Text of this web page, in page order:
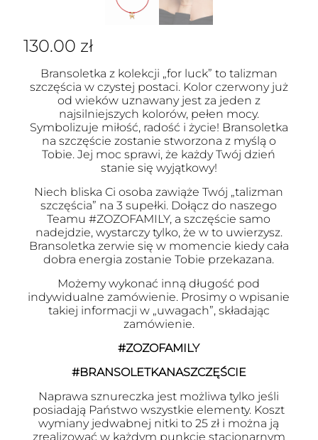
130.00 zł
Bransoletka z kolekcji „for luck” to talizman
szczęścia w czystej postaci. Kolor czerwony już
od wieków uznawany jest za jeden z
najsilniejszych kolorów, pełen mocy.
Symbolizuje miłość, radość i życie! Bransoletka
na szczęście zostanie stworzona z myślą o
Tobie. Jej moc sprawi, że każdy Twój dzień
stanie się wyjątkowy!
Niech bliska Ci osoba zawiąże Twój „talizman
szczęścia” na 3 supełki. Dołącz do naszego
Teamu #ZOZOFAMILY, a szczęście samo
nadejdzie, wystarczy tylko, że w to uwierzysz.
Bransoletka zerwie się w momencie kiedy cała
dobra energia zostanie Tobie przekazana.
Możemy wykonać inną długość pod
indywidualne zamówienie. Prosimy o wpisanie
takiej informacji w „uwagach”, składając
zamówienie.
#ZOZOFAMILY
#BRANSOLETKANASZCZĘŚCIE
Naprawa sznureczka jest możliwa tylko jeśli
posiadają Państwo wszystkie elementy. Koszt
wymiany jedwabnej nitki to 25 zł i można ją
zrealizować w każdym punkcie stacjonarnym